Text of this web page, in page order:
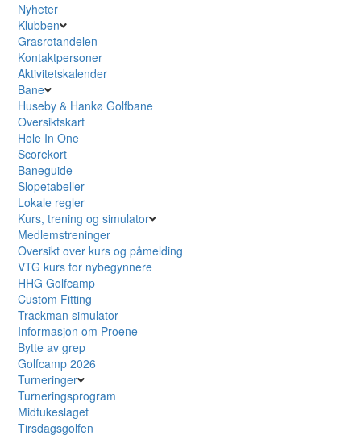
Nyheter
Klubben
Grasrotandelen
Kontaktpersoner
Aktivitetskalender
Bane
Huseby & Hankø Golfbane
Oversiktskart
Hole In One
Scorekort
Baneguide
Slopetabeller
Lokale regler
Kurs, trening og simulator
Medlemstreninger
Oversikt over kurs og påmelding
VTG kurs for nybegynnere
HHG Golfcamp
Custom Fitting
Trackman simulator
Informasjon om Proene
Bytte av grep
Golfcamp 2026
Turneringer
Turneringsprogram
Midtukeslaget
Tirsdagsgolfen